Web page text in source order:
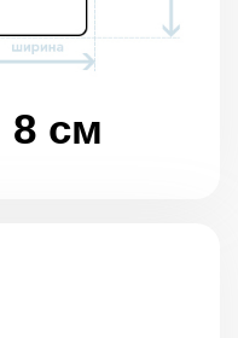
8 см